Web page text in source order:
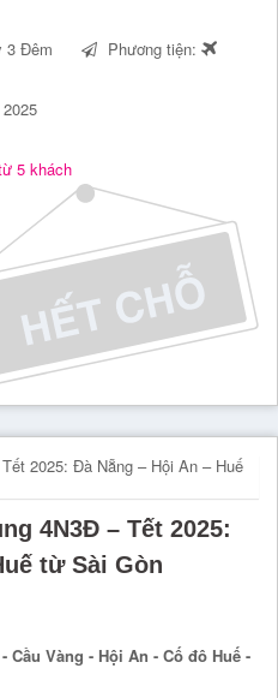
3 Đêm Phương tiện:
5 khách
4N3Đ – Tết 2025:
từ Sài Gòn
Cầu Vàng - Hội An - Cố đô Huế -